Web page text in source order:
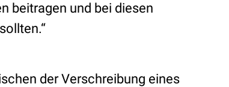
beitragen und bei diesen
der Verschreibung eines